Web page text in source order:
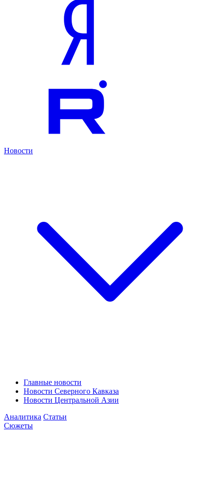
Новости
Главные новости
Новости Северного Кавказа
Новости Центральной Азии
Аналитика Статьи
Сюжеты